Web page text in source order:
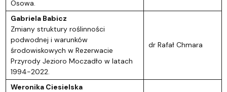
Osowa.
Gabriela Babicz
Zmiany struktury roślinności
podwodnej i warunków
środowiskowych w Rezerwacie
Przyrody Jezioro Moczadło w latach
1994-2022.
dr Rafał Chmara
Weronika Ciesielska